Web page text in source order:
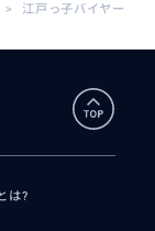
> 江戸っ子バイヤー
は?